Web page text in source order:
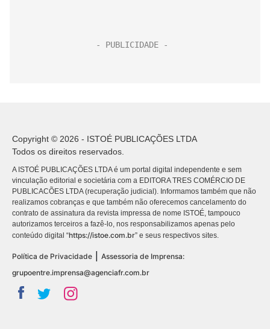
Copyright © 2026 - ISTOÉ PUBLICAÇÕES LTDA
Todos os direitos reservados.
A ISTOÉ PUBLICAÇÕES LTDA é um portal digital independente e sem
vinculação editorial e societária com a EDITORA TRES COMÉRCIO DE
PUBLICACÕES LTDA (recuperação judicial). Informamos também que não
realizamos cobranças e que também não oferecemos cancelamento do
contrato de assinatura da revista impressa de nome ISTOÉ, tampouco
autorizamos terceiros a fazê-lo, nos responsabilizamos apenas pelo
conteúdo digital “https://istoe.com.br” e seus respectivos sites.
Política de Privacidade
Assessoria de Imprensa:
grupoentre.imprensa@agenciafr.com.br